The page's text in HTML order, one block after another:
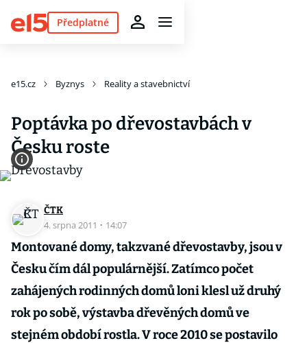
Předplatné
e15.cz Byznys Reality a stavebnictví
Poptávka po dřevostavbách v
Česku roste
ČTK
4. srpna 2011 · 14:07
Montované domy, takzvané dřevostavby, jsou v
Česku čím dál populárnější. Zatímco počet
zahájených rodinných domů loni klesl už druhý
rok po sobě, výstavba dřevěných domů ve
stejném období rostla. V roce 2010 se postavilo